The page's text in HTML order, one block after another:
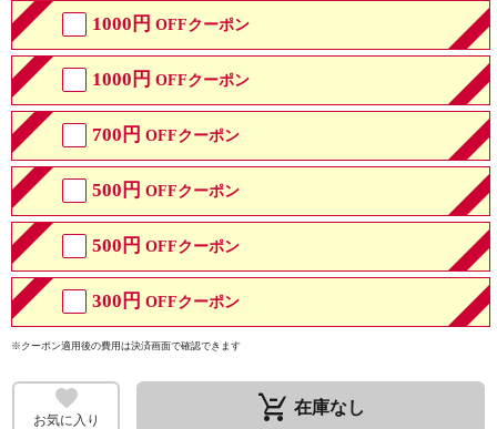
1000円 OFFクーポン
1000円 OFFクーポン
700円 OFFクーポン
500円 OFFクーポン
500円 OFFクーポン
300円 OFFクーポン
※クーポン適用後の費用は決済画面で確認できます
お気に入り remove_shopping_cart 在庫なし